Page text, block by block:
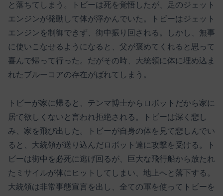
と落ちてしまう。トビーは死を覚悟したが、足のジェット
エンジンが発動して体が浮かんでいた。トビーはジェット
エンジンを制御できず、街中振り回される。しかし、無事
に使いこなせるようになると、父が褒めてくれると思って
喜んで帰って行った。だがその時、大統領に体に埋め込ま
れたブルーコアの存在がばれてしまう。
トビーが家に帰ると、テンマ博士からロボットだから家に
居て欲しくないと言われ拒絶される。トビーは深く悲し
み、家を飛び出した。トビーが自身の体を見て悲しんでい
ると、大統領が送り込んだロボット達に攻撃を受ける。ト
ビーは街中を必死に逃げ回るが、巨大な飛行船から放たれ
たミサイルが体にヒットしてしまい、地上へと落下する。
大統領は非常事態宣言を出し、全ての軍を使ってトビーを